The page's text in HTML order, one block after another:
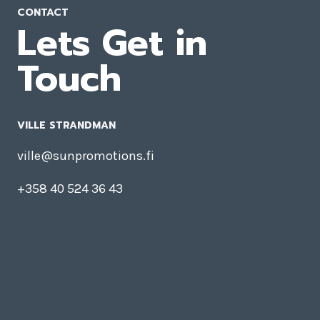
CONTACT
Lets Get in
Touch
VILLE STRANDMAN
ville@sunpromotions.fi
+358 40 524 36 43